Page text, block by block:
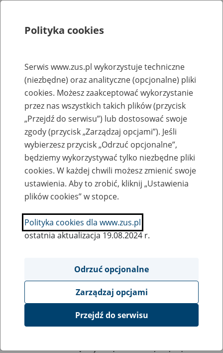
Strona główna
Rejestr zmian
2013-02-14
Zaktualizowano stronę "Rejestr upoważnień wydanych przez
Prezesa ZUS dla pracowników Zakładu Ubezpieczeń
2013-01-30
Prezesa ZUS dla pracowników Zakładu Ubezpieczeń
Społecznych"
2013-01-16
Polityka cookies
Serwis www.zus.pl wykorzystuje techniczne
(niezbędne) oraz analityczne (opcjonalne) pliki
cookies. Możesz zaakceptować wykorzystanie
przez nas wszystkich takich plików (przycisk
„Przejdź do serwisu”) lub dostosować swoje
zgody (przycisk „Zarządzaj opcjami”). Jeśli
wybierzesz przycisk „Odrzuć opcjonalne”,
będziemy wykorzystywać tylko niezbędne pliki
cookies. W każdej chwili możesz zmienić swoje
ustawienia. Aby to zrobić, kliknij „Ustawienia
plików cookies” w stopce.
Polityka cookies dla www.zus.pl
ostatnia aktualizacja 19.08.2024 r.
Odrzuć opcjonalne
Zarządzaj opcjami
Przejdź do serwisu